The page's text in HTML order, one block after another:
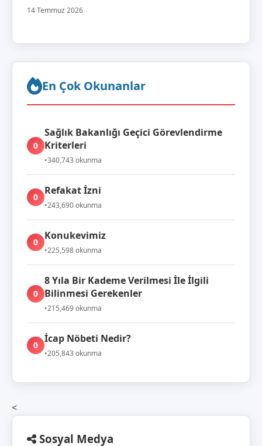
14 Temmuz 2026
En Çok Okunanlar
0
Sağlık Bakanlığı Geçici Görevlendirme
Kriterleri
•340,743 okunma
0
Refakat İzni
•243,690 okunma
0
Konukevimiz
•225,598 okunma
0
8 Yıla Bir Kademe Verilmesi İle İlgili
Bilinmesi Gerekenler
•215,469 okunma
0
İcap Nöbeti Nedir?
•205,843 okunma
<
Sosyal Medya